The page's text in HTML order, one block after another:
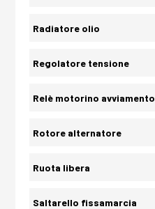
Radiatore olio
Regolatore tensione
Relè motorino avviamento
Rotore alternatore
Ruota libera
Saltarello fissamarcia